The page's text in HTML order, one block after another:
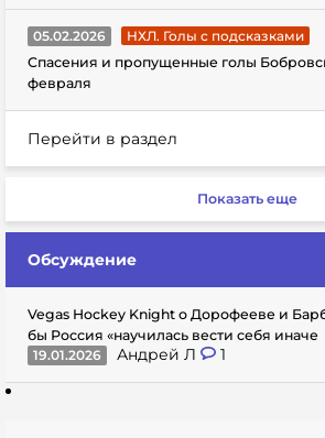
05.02.2026
НХЛ. Голы с подсказками
Спасения и пропущенные голы
февраля
Перейти в раздел
Показать еще
Обсуждение
Vegas Hockey Knight о Дорофееве и
бы Россия «научилась вести себя иначе
19.01.2026
Андрей Л 1